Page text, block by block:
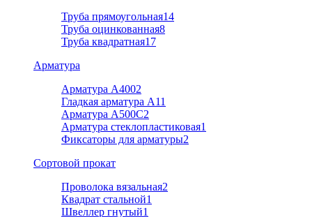
Труба прямоугольная14
Труба оцинкованная8
Труба квадратная17
Арматура
Арматура А4002
Гладкая арматура А11
Арматура A500C2
Арматура стеклопластиковая1
Фиксаторы для арматуры2
Cортовой прокат
Проволока вязальная2
Квадрат стальной1
Швеллер гнутый1